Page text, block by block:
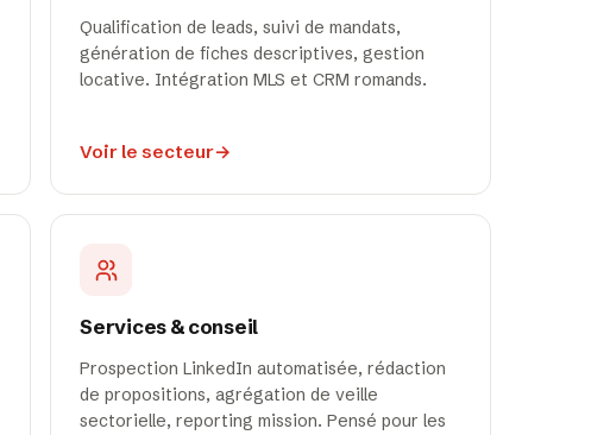
Qualification de leads, suivi de mandats,
génération de fiches descriptives, gestion
locative. Intégration MLS et CRM romands.
Voir le secteur→
Services & conseil
Prospection LinkedIn automatisée, rédaction
de propositions, agrégation de veille
sectorielle, reporting mission. Pensé pour les